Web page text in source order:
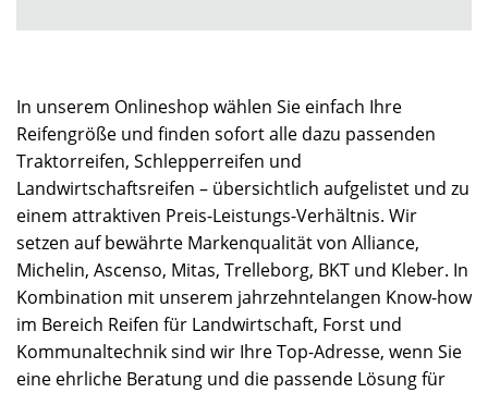
In unserem Onlineshop wählen Sie einfach Ihre
Reifengröße und finden sofort alle dazu passenden
Traktorreifen, Schlepperreifen und
Landwirtschaftsreifen – übersichtlich aufgelistet und zu
einem attraktiven Preis-Leistungs-Verhältnis. Wir
setzen auf bewährte Markenqualität von Alliance,
Michelin, Ascenso, Mitas, Trelleborg, BKT und Kleber. In
Kombination mit unserem jahrzehntelangen Know-how
im Bereich Reifen für Landwirtschaft, Forst und
Kommunaltechnik sind wir Ihre Top-Adresse, wenn Sie
eine ehrliche Beratung und die passende Lösung für